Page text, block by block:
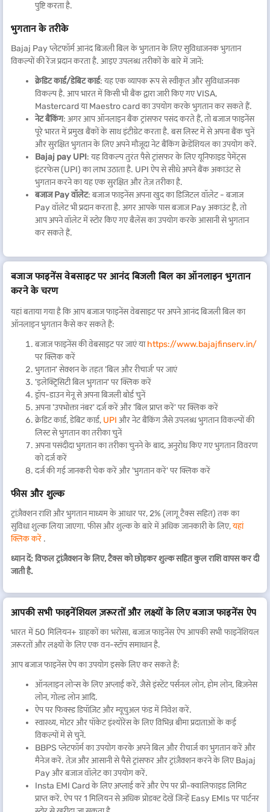
पुष्टि करता है.
भुगतान के तरीके
Bajaj Pay प्लेटफॉर्म आनंद बिजली बिल के भुगतान के लिए सुविधाजनक भुगतान
विकल्पों की रेंज प्रदान करता है. आइए उपलब्ध तरीकों के बारे में जानें:
क्रेडिट कार्ड/डेबिट कार्ड: यह एक व्यापक रूप से स्वीकृत और सुविधाजनक
विकल्प है. आप भारत में किसी भी बैंक द्वारा जारी किए गए VISA,
Mastercard या Maestro card का उपयोग करके भुगतान कर सकते हैं.
नेट बैंकिंग: अगर आप ऑनलाइन बैंक ट्रांसफर पसंद करते हैं, तो बजाज फाइनेंस
पूरे भारत में प्रमुख बैंकों के साथ इंटीग्रेट करता है. बस लिस्ट में से अपना बैंक चुनें
और सुरक्षित भुगतान के लिए अपने मौजूदा नेट बैंकिंग क्रेडेंशियल का उपयोग करें.
Bajaj pay UPI: यह विकल्प तुरंत पैसे ट्रांसफर के लिए यूनिफाइड पेमेंट्स
इंटरफेस (UPI) का लाभ उठाता है. UPI ऐप से सीधे अपने बैंक अकाउंट से
भुगतान करने का यह एक सुरक्षित और तेज़ तरीका है.
बजाज Pay वॉलेट: बजाज फाइनेंस अपना खुद का डिजिटल वॉलेट - बजाज
Pay वॉलेट भी प्रदान करता है. अगर आपके पास बजाज Pay अकाउंट है, तो
आप अपने वॉलेट में स्टोर किए गए बैलेंस का उपयोग करके आसानी से भुगतान
कर सकते हैं.
बजाज फाइनेंस वेबसाइट पर आनंद बिजली बिल का ऑनलाइन भुगतान
करने के चरण
यहां बताया गया है कि आप बजाज फाइनेंस वेबसाइट पर अपने आनंद बिजली बिल का
ऑनलाइन भुगतान कैसे कर सकते हैं:
बजाज फाइनेंस की वेबसाइट पर जाएं याhttps://www.bajajfinserv.in/
पर क्लिक करें
भुगतान' सेक्शन के तहत 'बिल और रीचार्ज' पर जाएं
'इलेक्ट्रिसिटी बिल भुगतान' पर क्लिक करें
ड्रॉप-डाउन मेनू से अपना बिजली बोर्ड चुनें
अपना 'उपभोक्ता नंबर' दर्ज करें और 'बिल प्राप्त करें' पर क्लिक करें
क्रेडिट कार्ड, डेबिट कार्ड, UPI और नेट बैंकिंग जैसे उपलब्ध भुगतान विकल्पों की
लिस्ट से भुगतान का तरीका चुनें
अपना पसंदीदा भुगतान का तरीका चुनने के बाद, अनुरोध किए गए भुगतान विवरण
को दर्ज करें
दर्ज की गई जानकरी चेक करें और 'भुगतान करें' पर क्लिक करें
फीस और शुल्क
ट्रांज़ैक्शन राशि और भुगतान माध्यम के आधार पर, 2% (लागू टैक्स सहित) तक का
सुविधा शुल्क लिया जाएगा. फीस और शुल्क के बारे में अधिक जानकारी के लिए,यहां
क्लिक करें .
ध्यान दें: विफल ट्रांज़ैक्शन के लिए, टैक्स को छोड़कर शुल्क सहित कुल राशि वापस कर दी
जाती है.
आपकी सभी फाइनेंशियल ज़रूरतों और लक्ष्यों के लिए बजाज फाइनेंस ऐप
भारत में 50 मिलियन+ ग्राहकों का भरोसा, बजाज फाइनेंस ऐप आपकी सभी फाइनेंशियल
ज़रूरतों और लक्ष्यों के लिए एक वन-स्टॉप समाधान है.
आप बजाज फाइनेंस ऐप का उपयोग इसके लिए कर सकते हैं:
ऑनलाइन लोन्स के लिए अप्लाई करें, जैसे इंस्टेंट पर्सनल लोन, होम लोन, बिज़नेस
लोन, गोल्ड लोन आदि.
ऐप पर फिक्स्ड डिपॉज़िट और म्यूचुअल फंड में निवेश करें.
स्वास्थ्य, मोटर और पॉकेट इंश्योरेंस के लिए विभिन्न बीमा प्रदाताओं के कई
विकल्पों में से चुनें.
BBPS प्लेटफॉर्म का उपयोग करके अपने बिल और रीचार्ज का भुगतान करें और
मैनेज करें. तेज़ और आसानी से पैसे ट्रांसफर और ट्रांज़ैक्शन करने के लिए Bajaj
Pay और बजाज वॉलेट का उपयोग करें.
Insta EMI Card के लिए अप्लाई करें और ऐप पर प्री-क्वालिफाइड लिमिट
प्राप्त करें. ऐप पर 1 मिलियन से अधिक प्रोडक्ट देखें जिन्हें Easy EMIs पर पार्टनर